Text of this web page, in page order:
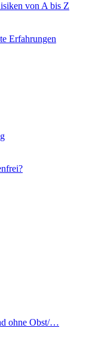
von A bis Z
Erfahrungen
ohne Obst/…